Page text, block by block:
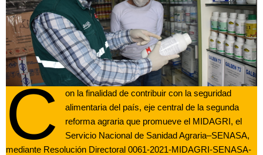
C
on la finalidad de contribuir con la seguridad
alimentaria del país, eje central de la segunda
reforma agraria que promueve el MIDAGRI, el
Servicio Nacional de Sanidad Agraria–SENASA,
mediante Resolución Directoral 0061-2021-MIDAGRI-SENASA-